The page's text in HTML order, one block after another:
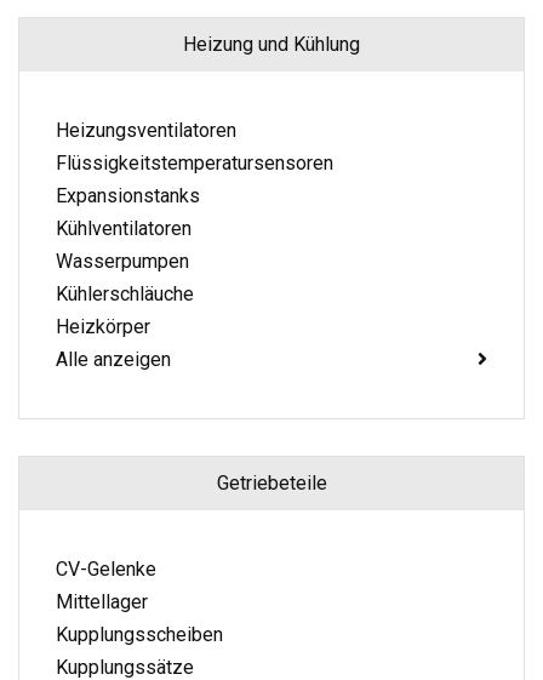
Heizung und Kühlung
Heizungsventilatoren
Flüssigkeitstemperatursensoren
Expansionstanks
Kühlventilatoren
Wasserpumpen
Kühlerschläuche
Heizkörper
Alle anzeigen
Getriebeteile
CV-Gelenke
Mittellager
Kupplungsscheiben
Kupplungssätze